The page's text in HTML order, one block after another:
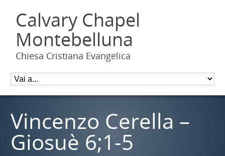
Calvary Chapel
Montebelluna
Chiesa Cristiana Evangelica
Vincenzo Cerella –
Giosuè 6;1-5